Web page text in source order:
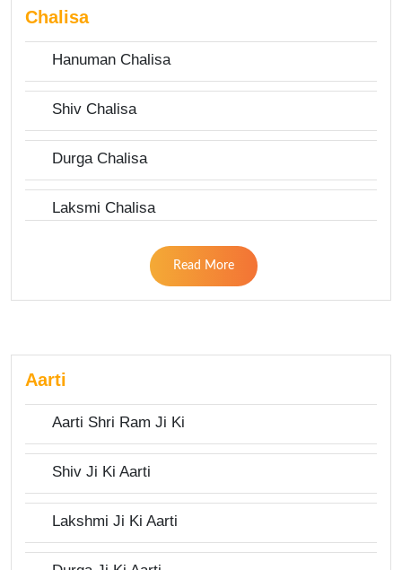
Chalisa
Hanuman Chalisa
Shiv Chalisa
Durga Chalisa
Laksmi Chalisa
Read More
Aarti
Aarti Shri Ram Ji Ki
Shiv Ji Ki Aarti
Lakshmi Ji Ki Aarti